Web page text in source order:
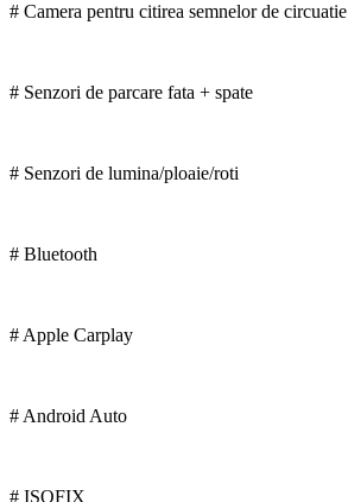
# Camera pentru citirea semnelor de circuatie
# Senzori de parcare fata + spate
# Senzori de lumina/ploaie/roti
# Bluetooth
# Apple Carplay
# Android Auto
# ISOFIX